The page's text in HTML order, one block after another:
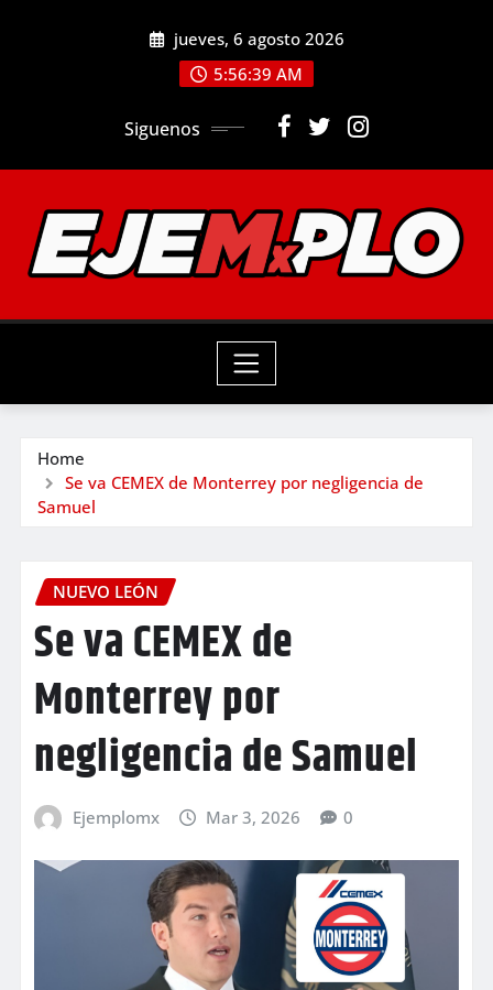
jueves, 6 agosto 2026
5:56:40 AM
Siguenos
Home
Se va CEMEX de Monterrey por negligencia de
Samuel
NUEVO LEÓN
Se va CEMEX de
Monterrey por
negligencia de Samuel
Ejemplomx Mar 3, 2026 0